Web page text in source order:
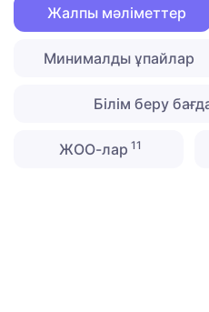
Жалпы мәліметтер
Минималды ұпайлар
Білім беру
ЖОО-лар 11